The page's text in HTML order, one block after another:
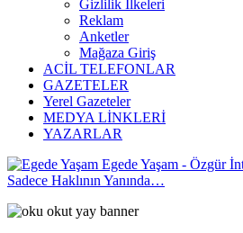
Gizlilik İlkeleri
Reklam
Anketler
Mağaza Giriş
ACİL TELEFONLAR
GAZETELER
Yerel Gazeteler
MEDYA LİNKLERİ
YAZARLAR
Egede Yaşam - Özgür
Sadece Haklının Yanında…